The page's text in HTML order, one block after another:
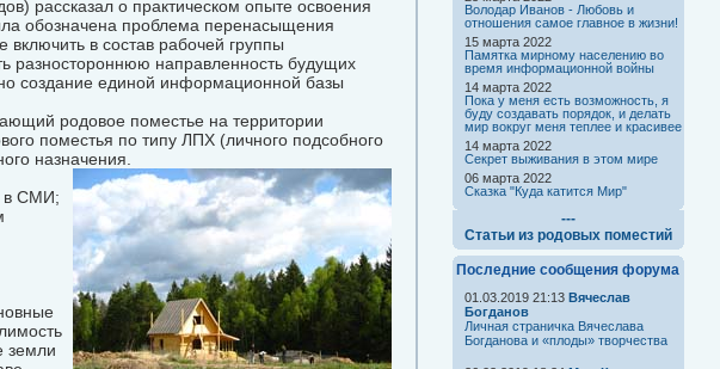
рассказал о практическом опыте освоения
обозначена проблема перенасыщения
в состав рабочей группы
разностороннюю направленность будущих
создание единой информационной базы
родовое поместье на территории
поместья по типу ЛПХ (личного подсобного
назначения.
в СМИ;
земли
Володар Иванов - Любовь и
отношения самое главное в жизни!
15 марта 2022
Памятка мирному населению во
время информационной войны
14 марта 2022
Пока у меня есть возможность, я
буду создавать порядок, и делать
мир вокруг меня теплее и красивее
14 марта 2022
Секрет выживания в этом мире
06 марта 2022
Сказка "Куда катится Мир"
---
Статьи из родовых поместий
Последние сообщения форума
01.03.2019 21:13 Вячеслав
Богданов
Личная страничка Вячеслава
Богданова и «плоды» творчества